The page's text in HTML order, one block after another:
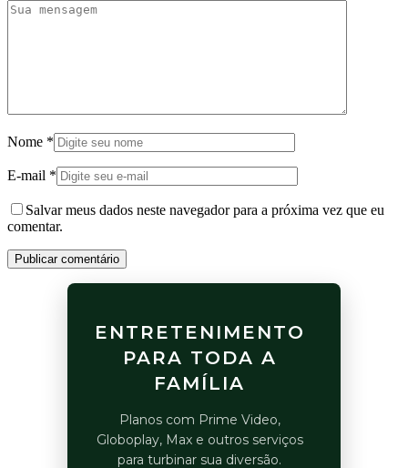
Nome *
E-mail *
Salvar meus dados neste navegador para a próxima vez que eu
comentar.
Publicar comentário
ENTRETENIMENTO
PARA TODA A
FAMÍLIA
Planos com Prime Video,
Globoplay, Max e outros serviços
para turbinar sua diversão.